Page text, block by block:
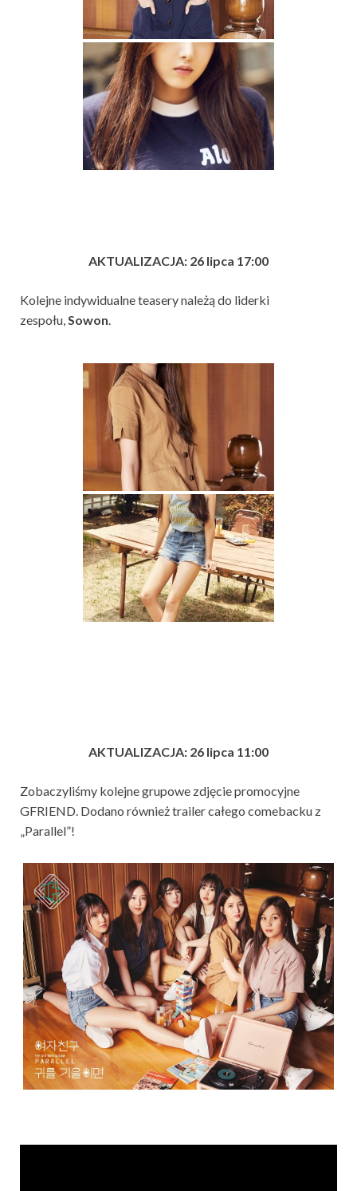
AKTUALIZACJA: 26 lipca 17:00
Kolejne indywidualne teasery należą do liderki
zespołu,Sowon.
AKTUALIZACJA: 26 lipca 11:00
Zobaczyliśmy kolejne grupowe zdjęcie promocyjne
GFRIEND. Dodano również trailer całego comebacku z
„Parallel”!